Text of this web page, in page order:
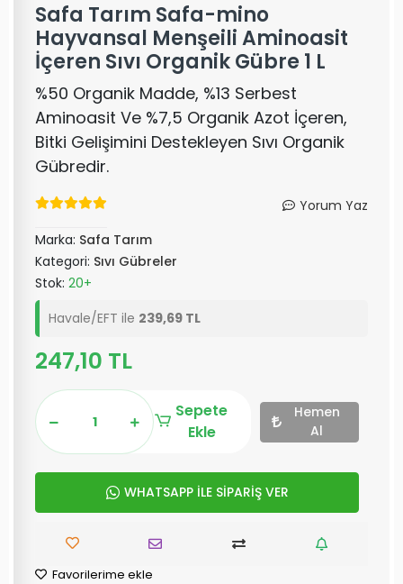
Safa Tarım Safa-mino
Hayvansal Menşeili Aminoasit
İçeren Sıvı Organik Gübre 1 L
%50 Organik Madde, %13 Serbest
Aminoasit Ve %7,5 Organik Azot İçeren,
Bitki Gelişimini Destekleyen Sıvı Organik
Gübredir.
Yorum Yaz
Marka: Safa Tarım
Kategori: Sıvı Gübreler
Stok: 20+
Havale/EFT ile 239,69 TL
247,10 TL
Sepete
Ekle
Hemen
Al
WHATSAPP İLE SİPARİŞ VER
Favorilerime ekle